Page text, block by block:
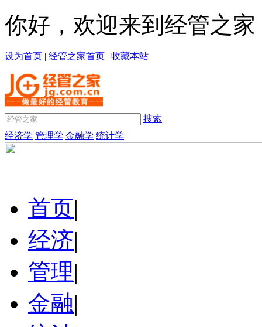
你好，欢迎来到经管之家
设为首页 | 经管之家首页 | 收藏本站
搜索
经济学 管理学 金融学 统计学
首页|
经济|
管理|
金融|